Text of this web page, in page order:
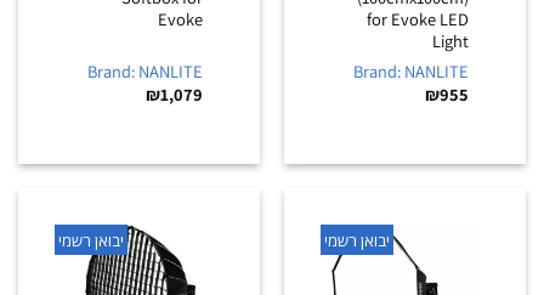
for Evoke LED
Light
Brand: NANLITE
₪955
Evoke
Brand: NANLITE
₪1,079
יבואן רשמי יבואן רשמי